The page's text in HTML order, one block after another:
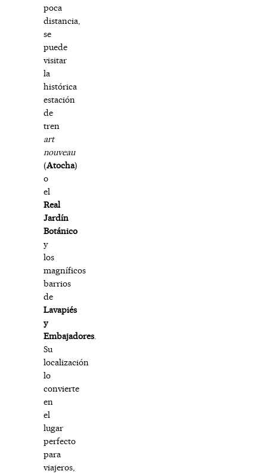
poca
distancia,
se
puede
visitar
la
histórica
estación
de
tren
art
nouveau
(Atocha)
o
el
Real
Jardín
Botánico
y
los
magníficos
barrios
de
Lavapiés
y
Embajadores.
Su
localización
lo
convierte
en
el
lugar
perfecto
para
viajeros,